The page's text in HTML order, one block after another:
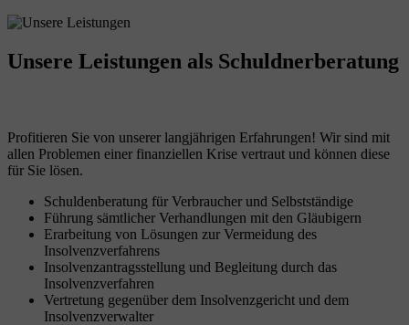
Unsere Leistungen als Schuldnerberatung
Profitieren Sie von unserer langjährigen Erfahrungen! Wir sind mit
allen Problemen einer finanziellen Krise vertraut und können diese
für Sie lösen.
Schuldenberatung für Verbraucher und Selbstständige
Führung sämtlicher Verhandlungen mit den Gläubigern
Erarbeitung von Lösungen zur Vermeidung des
Insolvenzverfahrens
Insolvenzantragsstellung und Begleitung durch das
Insolvenzverfahren
Vertretung gegenüber dem Insolvenzgericht und dem
Insolvenzverwalter